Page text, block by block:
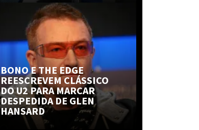
BONO E THE EDGE
REESCREVEM CLÁSSICO
DO U2 PARA MARCAR
DESPEDIDA DE GLEN
HANSARD